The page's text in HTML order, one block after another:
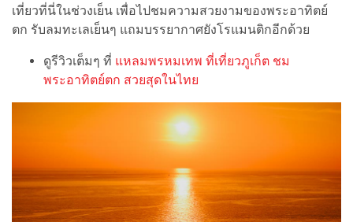
เที่ยวที่นี่ในช่วงเย็น เพื่อไปชมความสวยงามของพระอาทิตย์
ตก รับลมทะเลเย็นๆ แถมบรรยากาศยังโรแมนติกอีกด้วย
ดูรีวิวเต็มๆ ที่ แหลมพรหมเทพ ที่เที่ยวภูเก็ต ชม
พระอาทิตย์ตก สวยสุดในไทย